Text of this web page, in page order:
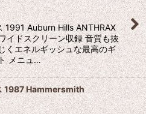
1991 Auburn Hills ANTHRAX
イドスクリーン収録 音質も抜
くエネルギッシュな最高のギ
メニュ…
1987 Hammersmith